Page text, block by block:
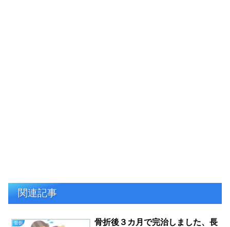
関連記事
骨折
骨折後３カ月で完治しました、長